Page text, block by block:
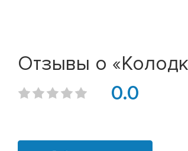
Отзывы о
0.0